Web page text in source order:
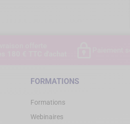
FORMATIONS
Formations
Webinaires